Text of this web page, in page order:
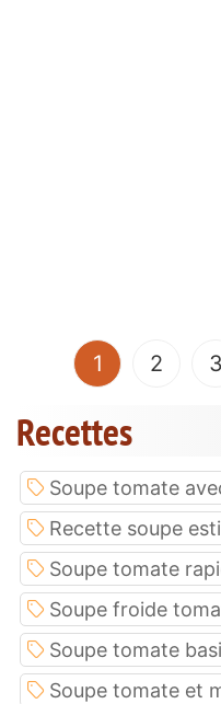
1 (current)
2 3
Recettes
Soupe tomate
Recette soupe
Soupe tomate
Soupe froide
Soupe tomate
Soupe tomate et